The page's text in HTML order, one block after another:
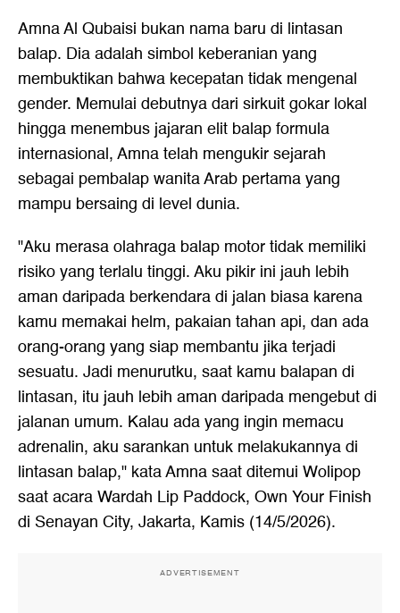
Amna Al Qubaisi bukan nama baru di lintasan
balap. Dia adalah simbol keberanian yang
membuktikan bahwa kecepatan tidak mengenal
gender. Memulai debutnya dari sirkuit gokar lokal
hingga menembus jajaran elit balap formula
internasional, Amna telah mengukir sejarah
sebagai pembalap wanita Arab pertama yang
mampu bersaing di level dunia.
"Aku merasa olahraga balap motor tidak memiliki
risiko yang terlalu tinggi. Aku pikir ini jauh lebih
aman daripada berkendara di jalan biasa karena
kamu memakai helm, pakaian tahan api, dan ada
orang-orang yang siap membantu jika terjadi
sesuatu. Jadi menurutku, saat kamu balapan di
lintasan, itu jauh lebih aman daripada mengebut di
jalanan umum. Kalau ada yang ingin memacu
adrenalin, aku sarankan untuk melakukannya di
lintasan balap," kata Amna saat ditemui Wolipop
saat acara Wardah Lip Paddock, Own Your Finish
di Senayan City, Jakarta, Kamis (14/5/2026).
ADVERTISEMENT